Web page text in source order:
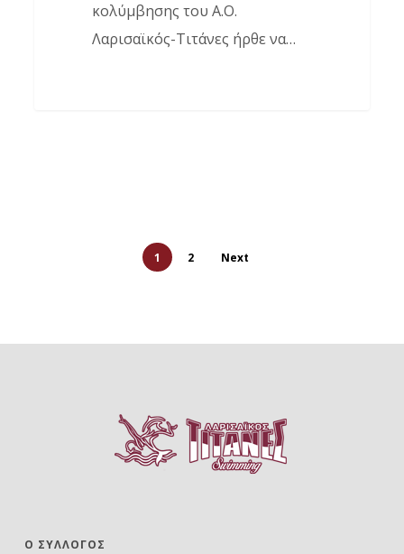
κολύμβησης του Α.Ο.
Λαρισαϊκός-Τιτάνες ήρθε να…
1 2 Next
Ο ΣΎΛΛΟΓΟΣ